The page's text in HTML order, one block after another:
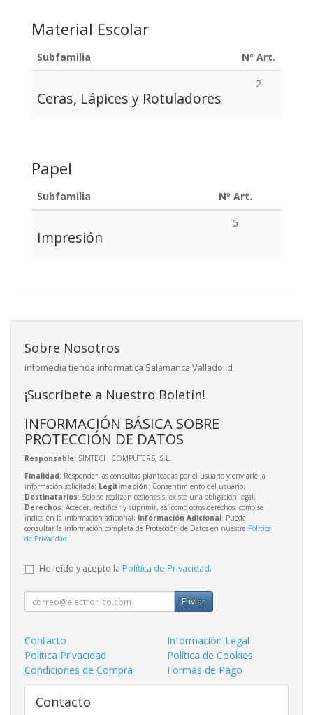
Material Escolar
Subfamilia Nº Art.
Ceras, Lápices y Rotuladores
2
Papel
Subfamilia Nº Art.
Impresión
5
Sobre Nosotros
infomedia tienda informatica Salamanca Valladolid
¡Suscríbete a Nuestro Boletín!
INFORMACIÓN BÁSICA SOBRE
PROTECCIÓN DE DATOS
Responsable: SIMTECH COMPUTERS, S.L.
Finalidad: Responder las consultas planteadas por el usuario y enviarle la
información solicitada; Legitimación: Consentimiento del usuario;
Destinatarios: Solo se realizan cesiones si existe una obligación legal;
Derechos: Acceder, rectificar y suprimir, así como otros derechos, como se
indica en la información adicional; Información Adicional: Puede
consultar la información completa de Protección de Datos en nuestra Política
de Privacidad.
He leído y acepto la Política de Privacidad.
Enviar
Contacto
Información Legal
Política Privacidad
Política de Cookies
Condiciones de Compra
Formas de Pago
Contacto